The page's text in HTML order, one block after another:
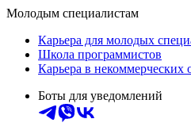
Молодым специалистам
Карьера для молодых
Школа программистов
Карьера в некоммерческих
Боты для уведомлений